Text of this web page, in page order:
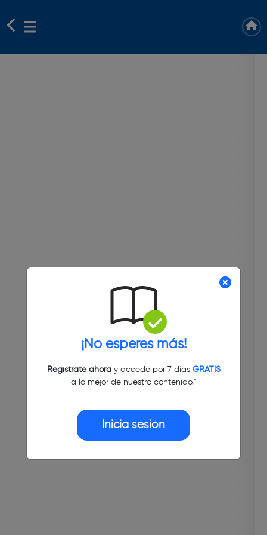
¡No esperes más!
Regístrate ahoray accede por 7 días GRATIS
a lo mejor de nuestro contenido."
Inicia sesión